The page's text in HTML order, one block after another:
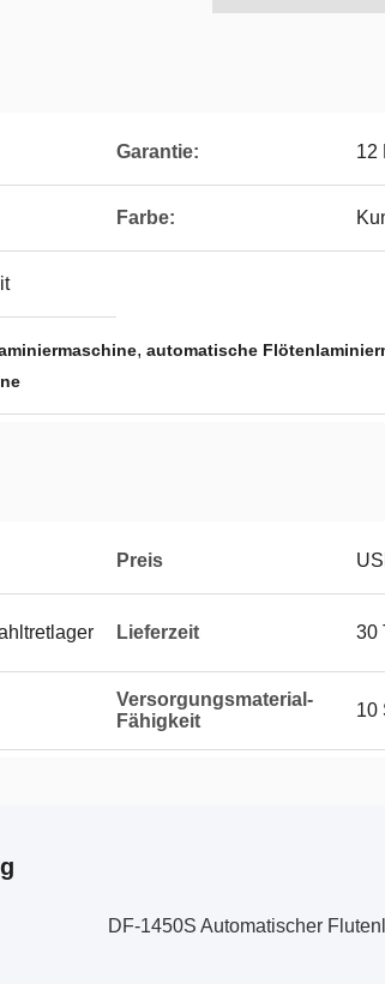
Garantie: 12
Farbe:
, automatische
Preis
Lieferzeit 30
Versorgungsmaterial-
Fähigkeit
10
DF-1450S Automatischer